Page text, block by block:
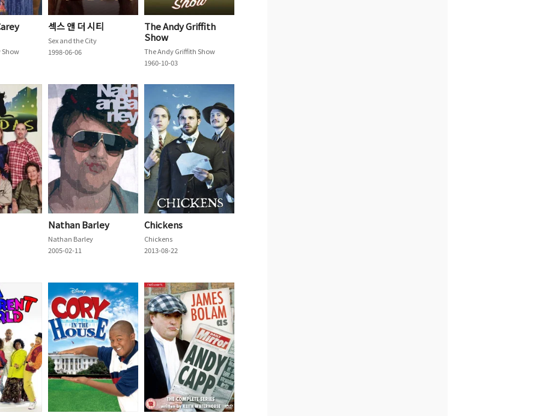
Show
섹스 앤 더 시티
Sex and the City
1998-06-06
The Andy Griffith
Show
The Andy Griffith Show
1960-10-03
Nathan Barley
Nathan Barley
2005-02-11
Chickens
Chickens
2013-08-22